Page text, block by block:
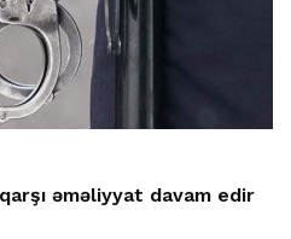
əməliyyat davam edir